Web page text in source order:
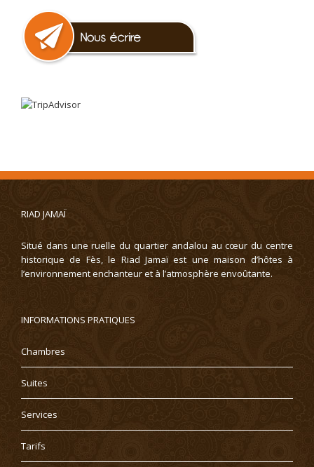
RIAD JAMAÏ
Situé dans une ruelle du quartier andalou au cœur du centre
historique de Fès, le Riad Jamaï est une maison d’hôtes à
l’environnement enchanteur et à l’atmosphère envoûtante.
INFORMATIONS PRATIQUES
Chambres
Suites
Services
Tarifs